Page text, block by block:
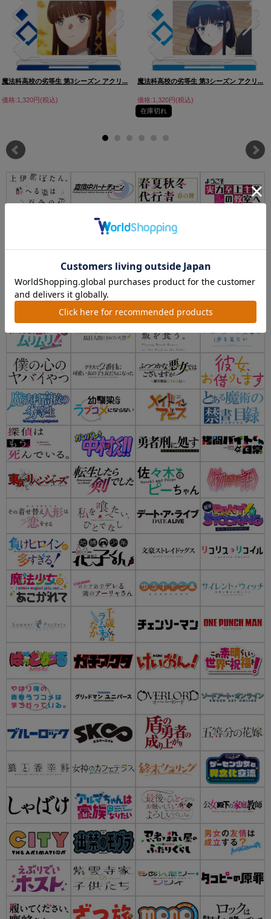
魔法科高校の劣等生 第3シーズン アクリ...
価格:1,320円(税込)
魔法科高校の劣等生 第3シーズン アクリ...
価格:1,320円(税込)
在庫切れ